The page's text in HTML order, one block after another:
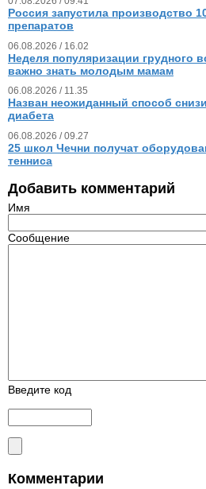
Россия запустила производство
препаратов
06.08.2026 / 16.02
Неделя популяризации грудного
важно знать молодым мамам
06.08.2026 / 11.35
Назван неожиданный способ
диабета
06.08.2026 / 09.27
25 школ Чечни получат
тенниса
Добавить комментарий
Имя
Сообщение
Введите код
Комментарии